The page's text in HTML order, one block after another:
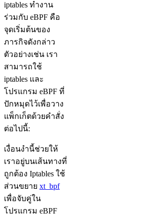
iptables ทำงาน
ร่วมกับ eBPF คือ
จุดเริ่มต้นของ
ภารกิจดังกล่าว
ตัวอย่างเช่น เรา
สามารถใช้
iptables และ
โปรแกรม eBPF ที่
ปักหมุดไว้เพื่อวาง
แพ็กเก็ตด้วยคำสั่ง
ต่อไปนี้:
เงื่อนงำนี้ช่วยให้
เราอยู่บนเส้นทางที่
ถูกต้อง Iptables ใช้
ส่วนขยาย xt_bpf
เพื่อจับคู่ใน
โปรแกรม eBPF